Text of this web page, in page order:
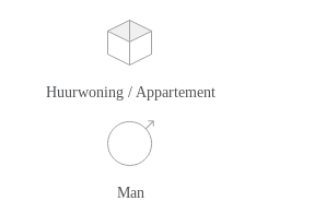
Huurwoning / Appartement
Man